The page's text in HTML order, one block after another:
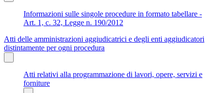
Informazioni sulle singole procedure in formato tabellare -
Art. 1, c. 32, Legge n. 190/2012
Atti delle amministrazioni aggiudicatrici e degli enti aggiudicatori
distintamente per ogni procedura
Atti relativi alla programmazione di lavori, opere, servizi e
forniture